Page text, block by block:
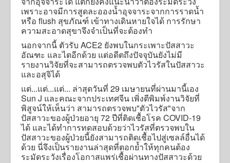
เพราะอาจมีการสูดละอองน้ำอุจจาระจากการราดน้ำ
หรือ flush สุขภัณฑ์ เข้าทางเดินหายใจได้ การรักษา
ความสะอาดสุขาจึงจำเป็นที่จะต้องทำ
นอกจากนี้ ตัวรับ ACE2 ยังพบในกระเพาะปัสสาวะ
อัณฑะ และไตอีกด้วย แต่อดีตถึงปัจจุบันยังไม่มี
รายงานวิจัยที่จะสามารถตรวจพบตัวไวรัสในปัสสาวะ
และอสุจิได้
แต่...แต่...แต่... ล่าสุดวันที่ 29 เมษายนที่ผ่านมานี้เอง
Sun J และคณะจากประเทศจีน เพิ่งตีพิมพ์งานวิจัยที่
พิสูจน์ให้เห็นว่า สามารถตรวจพบ"ตัวไวรัส"จาก
ปัสสาวะของผู้ป่วยอายุ 72 ปีที่ติดเชื้อโรค COVID-19
ได้ และได้ทำการทดสอบด้วยว่าไวรัสที่ตรวจพบใน
ปัสสาวะของผู้ป่วยนี้ยังสามารถติดเชื้อไปสู่เซลล์อื่นได้
ด้วย นี่จึงเป็นรายงานล่าสุดที่ตอกย้ำให้ทุกคนต้อง
ระมัดระวังเรื่องโอกาสแพร่เชื้อผ่านทางปัสสาวะด้วย